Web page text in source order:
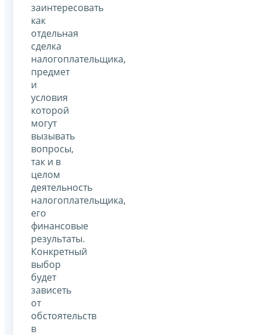
заинтересовать
как
отдельная
сделка
налогоплательщика,
предмет
и
условия
которой
могут
вызывать
вопросы,
так и в
целом
деятельность
налогоплательщика,
его
финансовые
результаты.
Конкретный
выбор
будет
зависеть
от
обстоятельств
в